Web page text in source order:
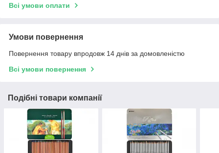
Всі умови оплати
Умови повернення
Повернення товару впродовж 14 днів за домовленістю
Всі умови повернення
Подібні товари компанії